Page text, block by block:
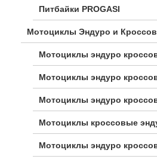
Питбайки PROGASI
Мотоциклы Эндуро и
Мотоциклы эндуро
Мотоциклы эндуро
Мотоциклы эндуро
Мотоциклы кроссовые
Мотоциклы эндуро